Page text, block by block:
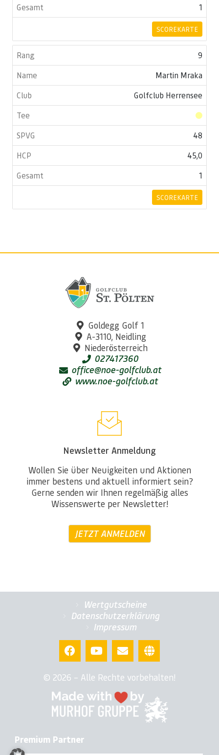
1
SCOREKARTE
9
Martin Mraka
Golfclub Herrensee
48
45,0
1
SCOREKARTE
Goldegg Golf 1
A-3110, Neidling
Niederösterreich
027417360
office@noe-golfclub.at
www.noe-golfclub.at
Newsletter Anmeldung
Wollen Sie über Neuigkeiten und Aktionen
immer bestens und aktuell informiert sein?
Gerne senden wir Ihnen regelmäßig alles
Wissenswerte per Newsletter!
JETZT ANMELDEN
Wertgutscheine
Datenschutzerklärung
Impressum
© 2026 – Alle Rechte vorbehalten!
Premium Partner